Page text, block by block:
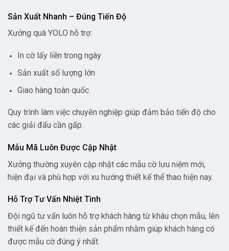
Sản Xuất Nhanh – Đúng Tiến Độ
Xưởng quà YOLO hỗ trợ:
In cờ lấy liền trong ngày
Sản xuất số lượng lớn
Giao hàng toàn quốc
Quy trình làm việc chuyên nghiệp giúp đảm bảo tiến độ cho
các giải đấu cần gấp.
Mẫu Mã Luôn Được Cập Nhật
Xưởng thường xuyên cập nhật các mẫu cờ lưu niệm mới,
hiện đại và phù hợp với xu hướng thiết kế thể thao hiện nay.
Hỗ Trợ Tư Vấn Nhiệt Tình
Đội ngũ tư vấn luôn hỗ trợ khách hàng từ khâu chọn mẫu, lên
thiết kế đến hoàn thiện sản phẩm nhằm giúp khách hàng có
được mẫu cờ đúng ý nhất.